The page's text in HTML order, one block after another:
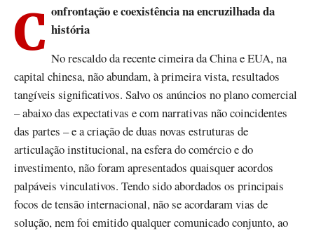
Confrontação e coexistência na encruzilhada da história
No rescaldo da recente cimeira da China e EUA, na
capital chinesa, não abundam, à primeira vista, resultados
tangíveis significativos. Salvo os anúncios no plano comercial
– abaixo das expectativas e com narrativas não coincidentes
das partes – e a criação de duas novas estruturas de
articulação institucional, na esfera do comércio e do
investimento, não foram apresentados quaisquer acordos
palpáveis vinculativos. Tendo sido abordados os principais
focos de tensão internacional, não se acordaram vias de
solução, nem foi emitido qualquer comunicado conjunto, ao